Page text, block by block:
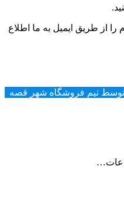
را از طریق ایمیل به ما اطلاع
تیم فروشگاه شهر قصه